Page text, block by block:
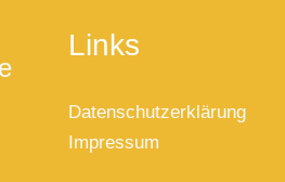
Links
Datenschutzerklärung
Impressum